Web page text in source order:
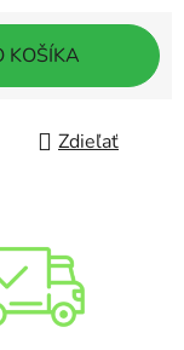
KOŠÍKA
Zdieľať